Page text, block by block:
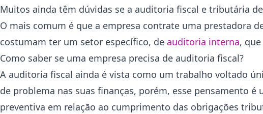
Muitos ainda têm dúvidas se a auditoria fiscal e tributária
O mais comum é que a empresa contrate uma prestadora
costumam ter um setor específico, de auditoria interna,
Como saber se uma empresa precisa de auditoria fiscal?
A auditoria fiscal ainda é vista como um trabalho voltado
de problema nas suas finanças, porém, esse pensamento
preventiva em relação ao cumprimento das obrigações